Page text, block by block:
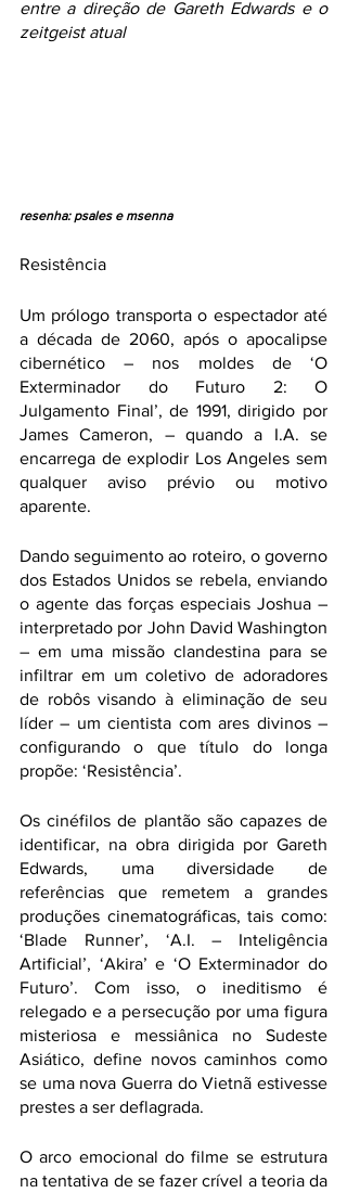
entre a direção de Gareth Edwards e o
zeitgeist atual
resenha: psales e msenna
Resistência
Um prólogo transporta o espectador até
a década de 2060, após o apocalipse
cibernético – nos moldes de ‘O
Exterminador do Futuro 2: O
Julgamento Final’, de 1991, dirigido por
James Cameron, – quando a I.A. se
encarrega de explodir Los Angeles sem
qualquer aviso prévio ou motivo
aparente.
Dando seguimento ao roteiro, o governo
dos Estados Unidos se rebela, enviando
o agente das forças especiais Joshua –
interpretado por John David Washington
– em uma missão clandestina para se
infiltrar em um coletivo de adoradores
de robôs visando à eliminação de seu
líder – um cientista com ares divinos –
configurando o que título do longa
propõe: ‘Resistência’.
Os cinéfilos de plantão são capazes de
identificar, na obra dirigida por Gareth
Edwards, uma diversidade de
referências que remetem a grandes
produções cinematográficas, tais como:
‘Blade Runner’, ‘A.I. – Inteligência
Artificial’, ‘Akira’ e ‘O Exterminador do
Futuro’. Com isso, o ineditismo é
relegado e a persecução por uma figura
misteriosa e messiânica no Sudeste
Asiático, define novos caminhos como
se uma nova Guerra do Vietnã estivesse
prestes a ser deflagrada.
O arco emocional do filme se estrutura
na tentativa de se fazer crível a teoria da